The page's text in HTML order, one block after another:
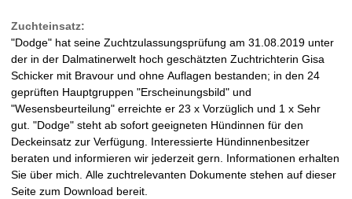
Zuchteinsatz:
"Dodge" hat seine Zuchtzulassungsprüfung am 31.08.2019 unter
der in der Dalmatinerwelt hoch geschätzten Zuchtrichterin Gisa
Schicker mit Bravour und ohne Auflagen bestanden; in den 24
geprüften Hauptgruppen "Erscheinungsbild" und
"Wesensbeurteilung" erreichte er 23 x Vorzüglich und 1 x Sehr
gut. "Dodge" steht ab sofort geeigneten Hündinnen für den
Deckeinsatz zur Verfügung. Interessierte Hündinnenbesitzer
beraten und informieren wir jederzeit gern. Informationen erhalten
Sie über mich. Alle zuchtrelevanten Dokumente stehen auf dieser
Seite zum Download bereit.